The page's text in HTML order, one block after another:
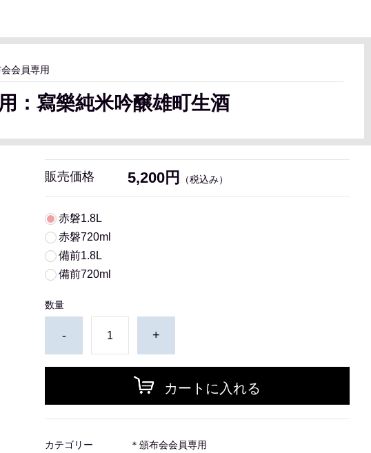
会会員専用
：寫樂純米吟醸雄町生酒
販売価格 5,200円 （税込み）
赤磐1.8L
赤磐720ml
備前1.8L
備前720ml
数量
- +
カートに入れる
カテゴリー ＊頒布会会員専用